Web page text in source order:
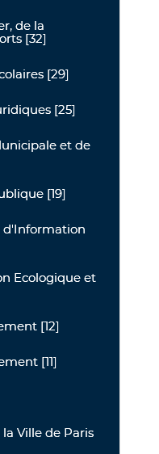
et des Transports
de la
[32]
[29]
[25]
de la Prévention
et de
[19]
et du Numérique
d'Information
et du Climat
Ecologique et
[12]
[11]
ParisVille de Paris